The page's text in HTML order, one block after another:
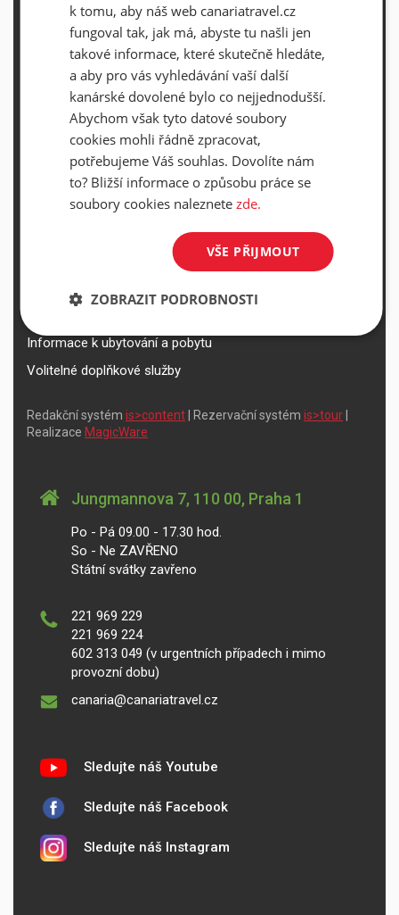
O Canaria Travel CZ
Dárkové poukazy
Kontakty
DŮLEŽITÉ INFORMACE
Všeobecné smluvní podmínky a reklamační řád
Přepravní podmínky Smartwings
Informace k rezervaci zájezdu
Informace k ubytování a pobytu
Volitelné doplňkové služby
Redakční systém is>content | Rezervační systém is>tour
Realizace MagicWare
Jungmannova 7, 110 00, Praha 1
Po - Pá 09.00 - 17.30 hod.
So - Ne ZAVŘENO
Státní svátky zavřeno
221 969 229
221 969 224
602 313 049 (v urgentních případech i mimo
provozní dobu)
canaria@canariatravel.cz
Sledujte náš Youtube
Sledujte náš Facebook
Sledujte náš Instagram
k tomu, aby náš web canariatravel.cz
fungoval tak, jak má, abyste tu našli jen
takové informace, které skutečně hledáte,
a aby pro vás vyhledávání vaší další
kanárské dovolené bylo co nejjednodušší.
Abychom však tyto datové soubory
cookies mohli řádně zpracovat,
potřebujeme Váš souhlas. Dovolíte nám
to? Bližší informace o způsobu práce se
soubory cookies naleznete zde.
VŠE PŘIJMOUT
ZOBRAZIT PODROBNOSTI